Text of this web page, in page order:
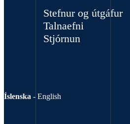
Stefnur og útgáfur
Talnaefni
Stjórnun
Íslenska - English